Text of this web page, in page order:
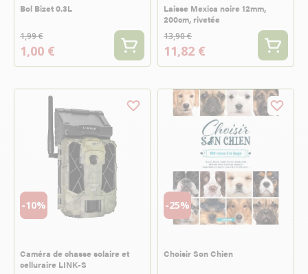
Bol Bizet 0.3L
1,99 €
1,00 €
Laisse Mexica noire 12mm,
200cm, rivetée
13,90 €
11,82 €
-10%
Caméra de chasse solaire et
celluraire LINK-S
-25%
Choisir Son Chien